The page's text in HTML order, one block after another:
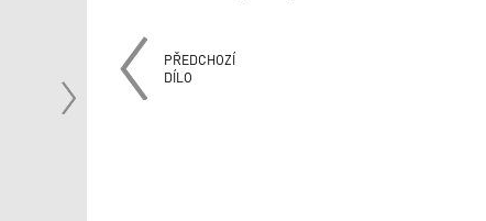
PŘEDCHOZÍ
DÍLO